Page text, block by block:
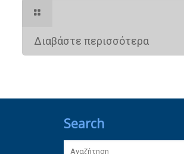
Διαβάστε περισσότερα
Search